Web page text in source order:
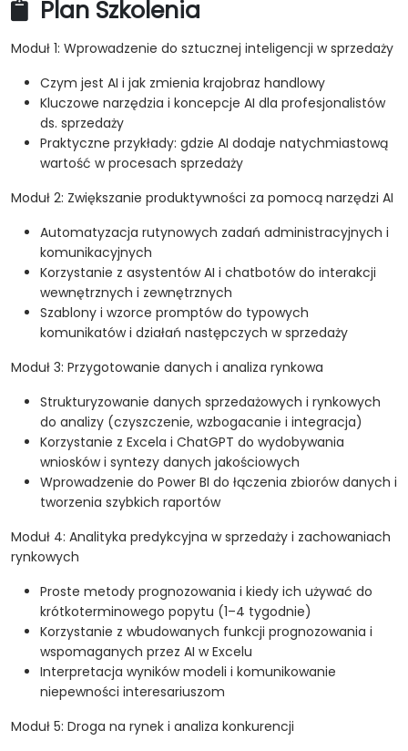
Plan Szkolenia
Moduł 1: Wprowadzenie do sztucznej inteligencji w sprzedaży
Czym jest AI i jak zmienia krajobraz handlowy
Kluczowe narzędzia i koncepcje AI dla profesjonalistów
ds. sprzedaży
Praktyczne przykłady: gdzie AI dodaje natychmiastową
wartość w procesach sprzedaży
Moduł 2: Zwiększanie produktywności za pomocą narzędzi AI
Automatyzacja rutynowych zadań administracyjnych i
komunikacyjnych
Korzystanie z asystentów AI i chatbotów do interakcji
wewnętrznych i zewnętrznych
Szablony i wzorce promptów do typowych
komunikatów i działań następczych w sprzedaży
Moduł 3: Przygotowanie danych i analiza rynkowa
Strukturyzowanie danych sprzedażowych i rynkowych
do analizy (czyszczenie, wzbogacanie i integracja)
Korzystanie z Excela i ChatGPT do wydobywania
wniosków i syntezy danych jakościowych
Wprowadzenie do Power BI do łączenia zbiorów danych i
tworzenia szybkich raportów
Moduł 4: Analityka predykcyjna w sprzedaży i zachowaniach
rynkowych
Proste metody prognozowania i kiedy ich używać do
krótkoterminowego popytu (1–4 tygodnie)
Korzystanie z wbudowanych funkcji prognozowania i
wspomaganych przez AI w Excelu
Interpretacja wyników modeli i komunikowanie
niepewności interesariuszom
Moduł 5: Droga na rynek i analiza konkurencji